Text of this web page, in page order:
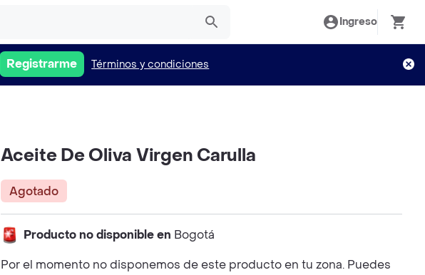
Ingreso
Registrarme Términos y condiciones
Aceite De Oliva Virgen Carulla
Agotado
Producto no disponible en Bogotá
Por el momento no disponemos de este producto en tu zona. Puedes